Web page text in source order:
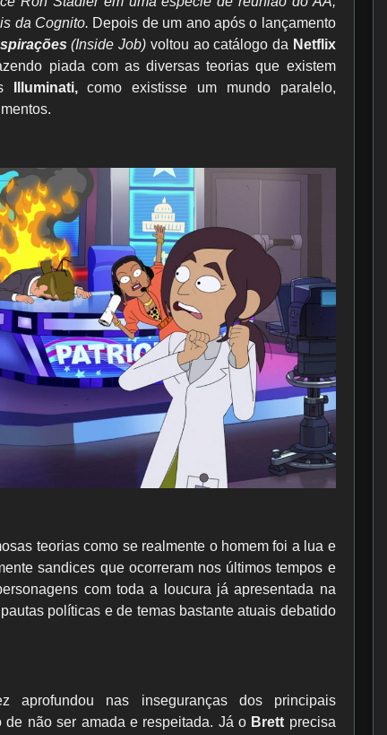
da Cognito. Depois de um ano após o lançamento
(Inside Job) voltou ao catálogo da Netflix
piada com as diversas teorias que existem
Illuminati,como existisse um mundo paralelo,
teorias como se realmente o homem foi a lua e
sandices que ocorreram nos últimos tempos e
com toda a loucura já apresentada na
políticas e de temas bastante atuais debatido
aprofundou nas inseguranças dos principais
de não ser amada e respeitada. Já o Brett precisa